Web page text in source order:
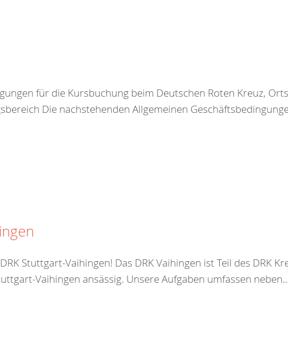
für die Kursbuchung beim Deutschen Roten Kreuz,
Die nachstehenden Allgemeinen
Stuttgart-Vaihingen! Das DRK Vaihingen ist Teil des DRK
Vaihingen ansässig. Unsere Aufgaben umfassen